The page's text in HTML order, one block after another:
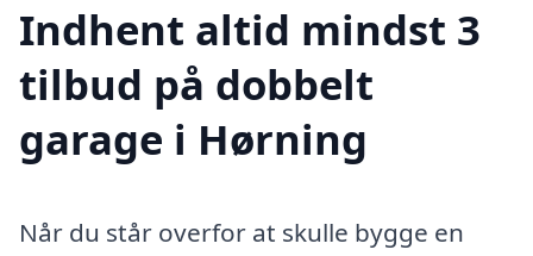
Indhent altid mindst 3
tilbud på dobbelt
garage i Hørning
Når du står overfor at skulle bygge en